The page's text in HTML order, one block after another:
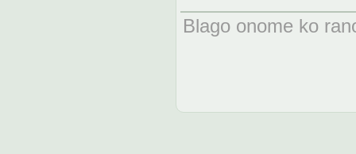
Blago onome ko